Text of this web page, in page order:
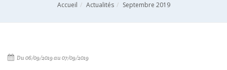
Accueil Actualités Septembre 2019
Du 06/09/2019 au 07/09/2019